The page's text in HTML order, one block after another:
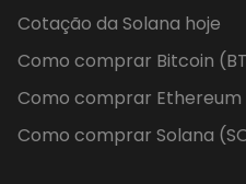
Cotação da Solana hoje
Como comprar Bitcoin
Como comprar Ethereum
Como comprar Solana